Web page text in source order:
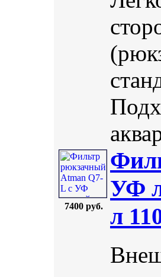
7400 руб.
УФ
л